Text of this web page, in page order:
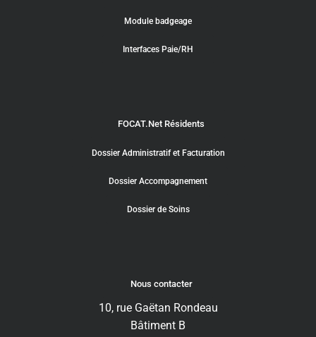
Module badgeage
Interfaces Paie/RH
FOCAT.Net Résidents
Dossier Administratif et Facturation
Dossier Accompagnement
Dossier de Soins
Nous contacter
10, rue Gaëtan Rondeau
Bâtiment B